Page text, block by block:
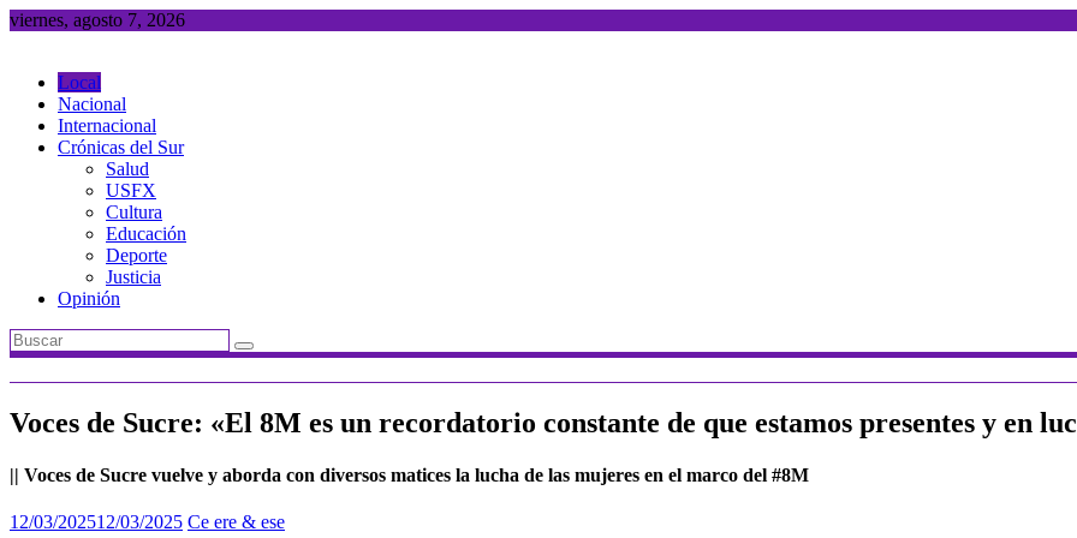
Saltar
viernes, agosto 7, 2026
Local
Nacional
Internacional
Crónicas del Sur
Salud
USFX
Cultura
Educación
Deporte
Justicia
Opinión
Voces de Sucre: «El 8M es un recordatorio constante de que estamos presentes y en
|| Voces de Sucre vuelve y aborda con diversos matices la lucha de las mujeres en el marco del #8M
12/03/202512/03/2025 Ce ere & ese